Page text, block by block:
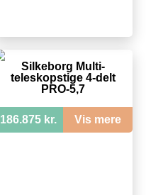
Silkeborg Multi-
teleskopstige 4-delt
PRO-5,7
186.875 kr. Vis mere